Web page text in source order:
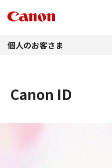
個人のお客さま
Canon ID